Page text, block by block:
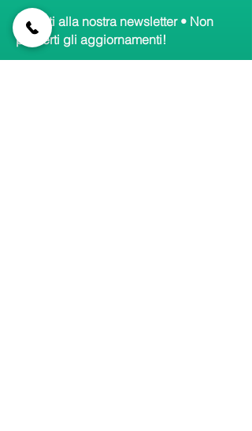
Iscriviti alla nostra newsletter • Non
perderti gli aggiornamenti!